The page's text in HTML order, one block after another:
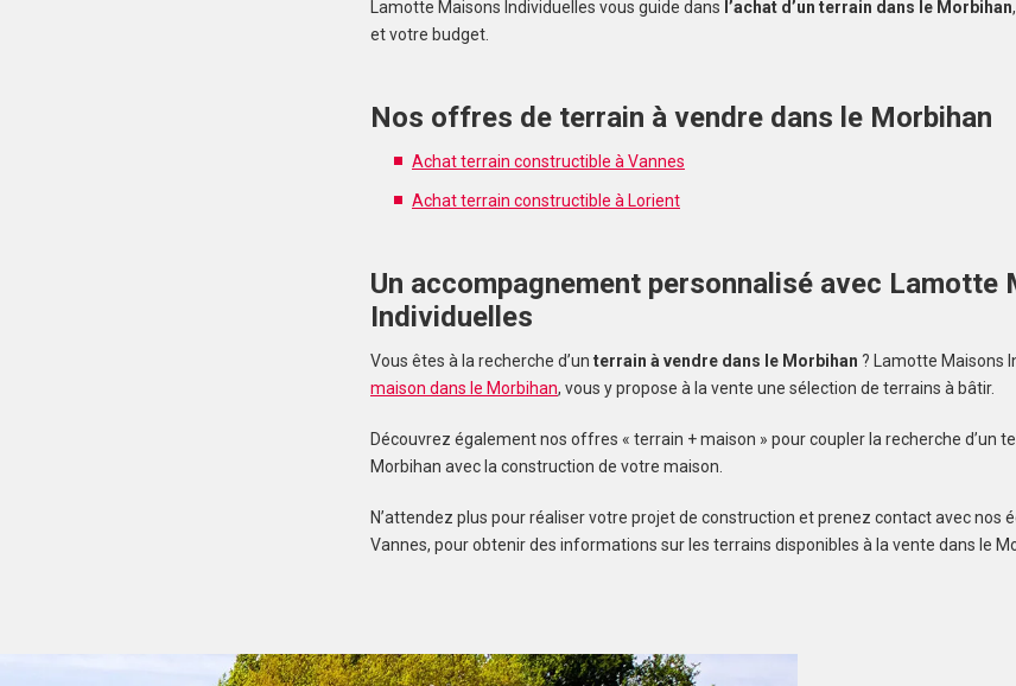
Lamotte Maisons Individuelles vous guide dans l’achat d’un terrain dans le Morbihan
et votre budget.
Nos offres de terrain à vendre dans le Morbihan
Achat terrain constructible à Vannes
Achat terrain constructible à Lorient
Un accompagnement personnalisé avec Lamotte
Individuelles
Vous êtes à la recherche d’un terrain à vendre dans le Morbihan ? Lamotte Maisons
maison dans le Morbihan, vous y propose à la vente une sélection de terrains à bâtir.
Découvrez également nos offres « terrain + maison » pour coupler la recherche d’un
Morbihan avec la construction de votre maison.
N’attendez plus pour réaliser votre projet de construction et prenez contact avec nos
Vannes, pour obtenir des informations sur les terrains disponibles à la vente dans le